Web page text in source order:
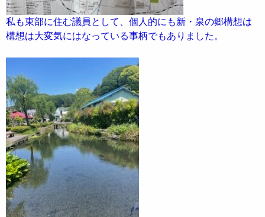
私も東部に住む議員として、個人的にも新・泉の郷構想は
構想は大変気にはなっている事柄でもありました。